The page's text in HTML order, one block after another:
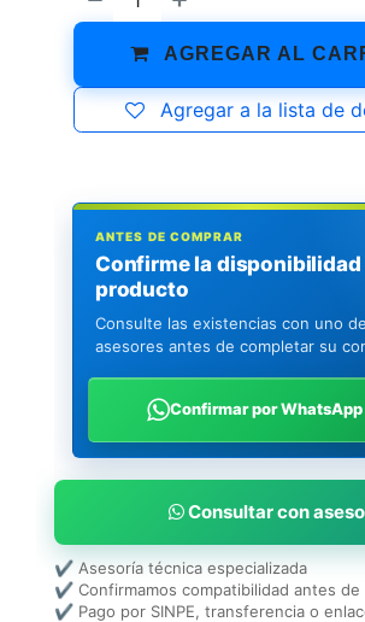
AGREGAR AL
Agregar a la lista de
ANTES DE COMPRAR
Confirme la disponibilidad
producto
Consulte las existencias con uno
asesores antes de completar su
Confirmar por WhatsApp
Consultar con
✔ Asesoría técnica especializada
✔ Confirmamos compatibilidad antes de
✔ Pago por SINPE, transferencia o